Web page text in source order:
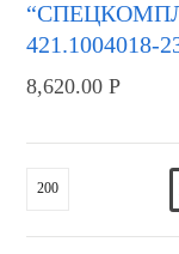
421.1004018-
8,620.00Р